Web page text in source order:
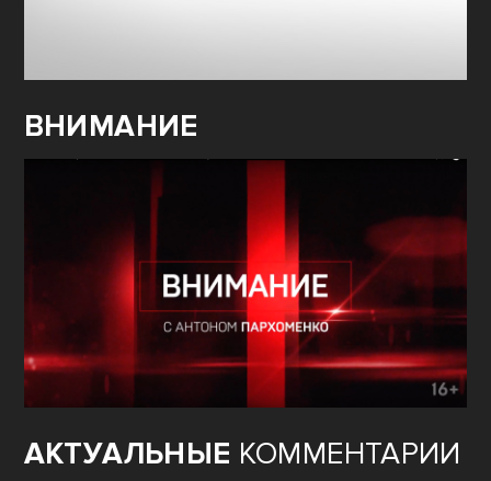
ВНИМАНИЕ
АКТУАЛЬНЫЕ КОММЕНТАРИИ